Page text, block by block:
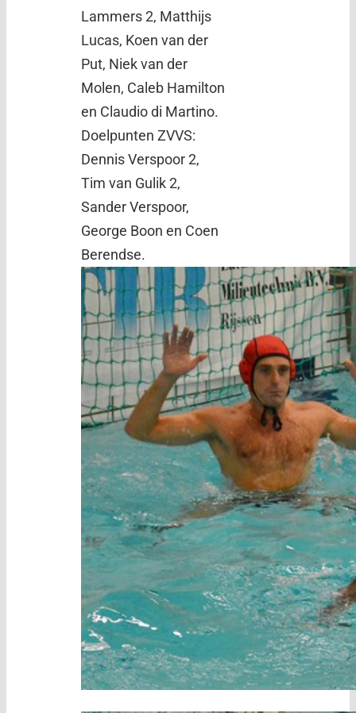
Lammers 2, Matthijs
Lucas, Koen van der
Put, Niek van der
Molen, Caleb Hamilton
en Claudio di Martino.
Doelpunten ZVVS:
Dennis Verspoor 2,
Tim van Gulik 2,
Sander Verspoor,
George Boon en Coen
Berendse.